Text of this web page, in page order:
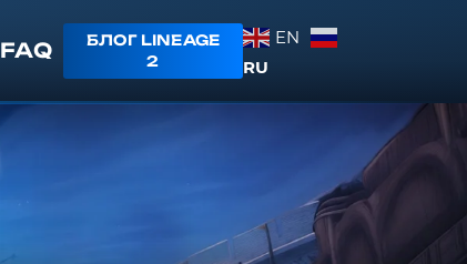
FAQ
БЛОГ LINEAGE
2
EN
RU